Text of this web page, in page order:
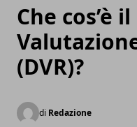
Che cos’è
(DVR)?
di Redazione